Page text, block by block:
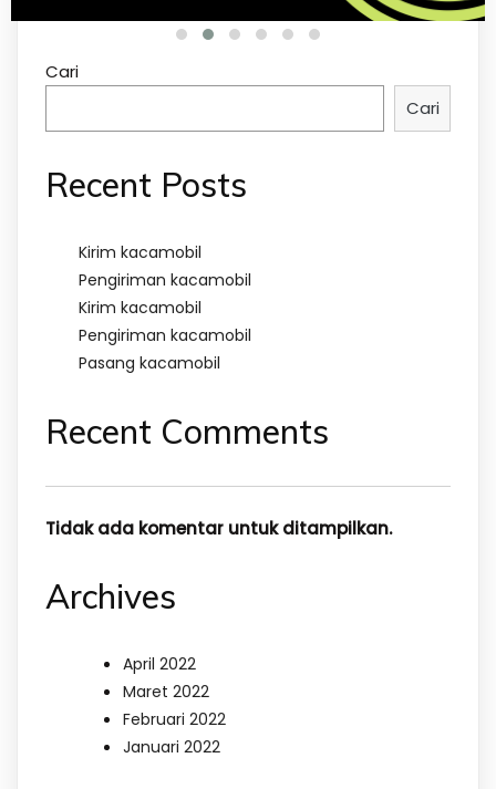
Cari
Cari
Recent Posts
Kirim kacamobil
Pengiriman kacamobil
Kirim kacamobil
Pengiriman kacamobil
Pasang kacamobil
Recent Comments
Tidak ada komentar untuk ditampilkan.
Archives
April 2022
Maret 2022
Februari 2022
Januari 2022